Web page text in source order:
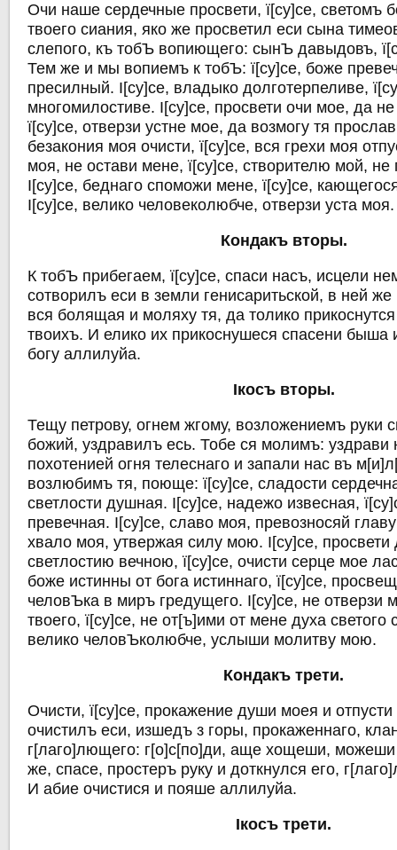
Очи наше сердечные просвети, ї[су]се, светомъ
твоего сиания, яко же просветил еси сына
слепого, къ тобЪ вопиющего: сынЪ давыдовъ,
Тем же и мы вопиемъ к тобЪ: ї[су]се, боже
пресилный. I[су]се, владыко долготерпеливе,
многомилостиве. I[су]се, просвети очи мое, да
ї[су]се, отверзи устне мое, да возмогу тя
безакония моя очисти, ї[су]се, вся грехи моя
моя, не остави мене, ї[су]се, створителю мой, не
I[су]се, беднаго споможи мене, ї[су]се,
I[су]се, велико человеколюбче, отверзи уста моя.
Кондакъ вторы.
К тобЪ прибегаем, ї[су]се, спаси насъ, исцели
сотворилъ еси в земли генисаритьской, в ней
вся болящая и моляху тя, да толико
твоихъ. И елико их прикоснушеся спасени быша
богу аллилуйа.
Iкосъ вторы.
Тещу петрову, огнем жгому, возложениемъ руки
божий, уздравилъ есь. Тобе ся молимъ: уздрави
похотенией огня телеснаго и запали нас въ
возлюбимъ тя, поюще: ї[су]се, сладости
светлости душная. I[су]се, надежо извесная,
превечная. I[су]се, славо моя, превозносяй
хвало моя, утвержая силу мою. I[су]се,
светлостию вечною, ї[су]се, очисти серце мое
боже истинны от бога истиннаго, ї[су]се,
человЪка в миръ гредущего. I[су]се, не отверзи
твоего, ї[су]се, не от[ъ]ими от мене духа светого
велико человЪколюбче, услыши молитву мою.
Кондакъ трети.
Очисти, ї[су]се, прокажение души моея и
очистилъ еси, изшедъ з горы, прокаженнаго,
г[лаго]лющего: г[о]с[по]ди, аще хощеши, можеши
же, спасе, простеръ руку и доткнулся его,
И абие очистися и пояше аллилуйа.
Iкосъ трети.